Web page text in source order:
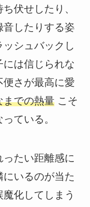
伏せしたり、
音したりする姿
シュバックし
は信じられな
さが最高に愛
までの熱量こそ
ている。
たい距離感に
いるのが当た
化してしまう